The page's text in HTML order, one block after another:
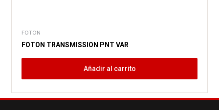
FOTON
FOTON TRANSMISSION PNT VAR
Añadir al carrito